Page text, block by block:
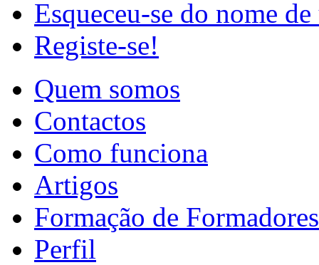
Esqueceu-se do nome
Registe-se!
Quem somos
Contactos
Como funciona
Artigos
Formação de Formadores
Perfil